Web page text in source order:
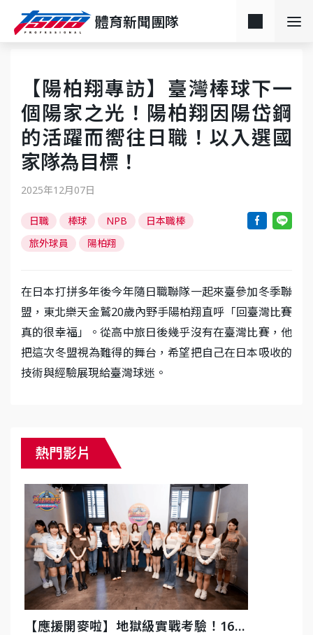
體育新聞團隊
【陽柏翔專訪】臺灣棒球下一
個陽家之光！陽柏翔因陽岱鋼
的活躍而嚮往日職！以入選國
家隊為目標！
2025年12月07日
日職 棒球 NPB
日本職棒
旅外球員
陽柏翔
在日本打拼多年後今年隨日職聯隊一起來臺參加冬季聯
盟，東北樂天金鷲20歲內野手陽柏翔直呼「回臺灣比賽
真的很幸福」。從高中旅日後幾乎沒有在臺灣比賽，他
把這次冬盟視為難得的舞台，希望把自己在日本吸收的
技術與經驗展現給臺灣球迷。
熱門影片
【應援開麥啦】地獄級實戰考驗！16選